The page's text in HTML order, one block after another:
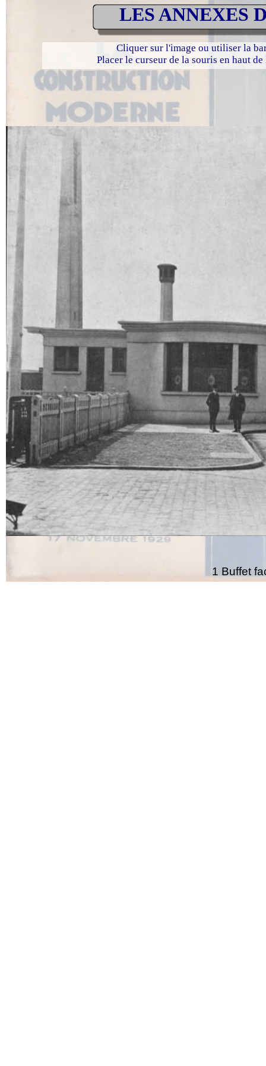
LES ANNEXES
Cliquer sur l'image ou utiliser la
Placer le curseur de la souris en haut
1 Buffet